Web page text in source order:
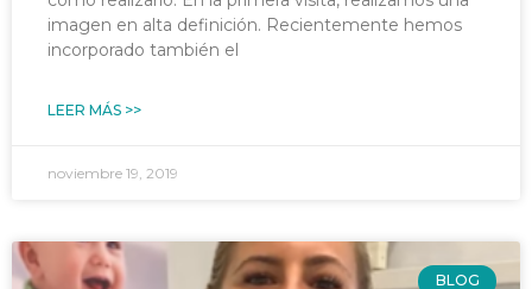
imagen en alta definición. Recientemente hemos
incorporado también el
LEER MÁS >>
noviembre 19, 2019
BLOG